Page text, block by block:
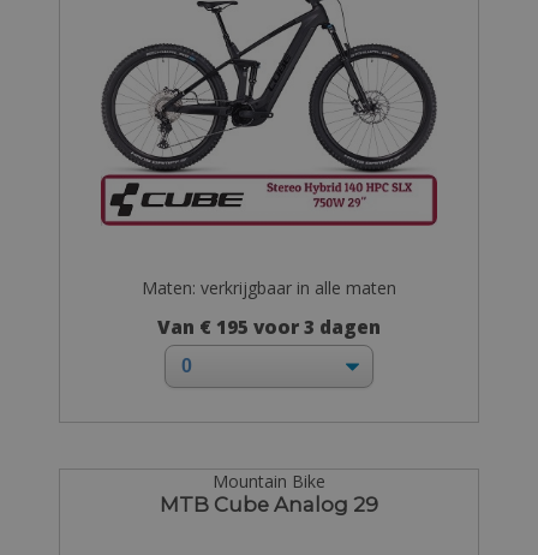
Maten: verkrijgbaar in alle maten
Van € 195 voor 3 dagen
Mountain Bike
MTB Cube Analog 29